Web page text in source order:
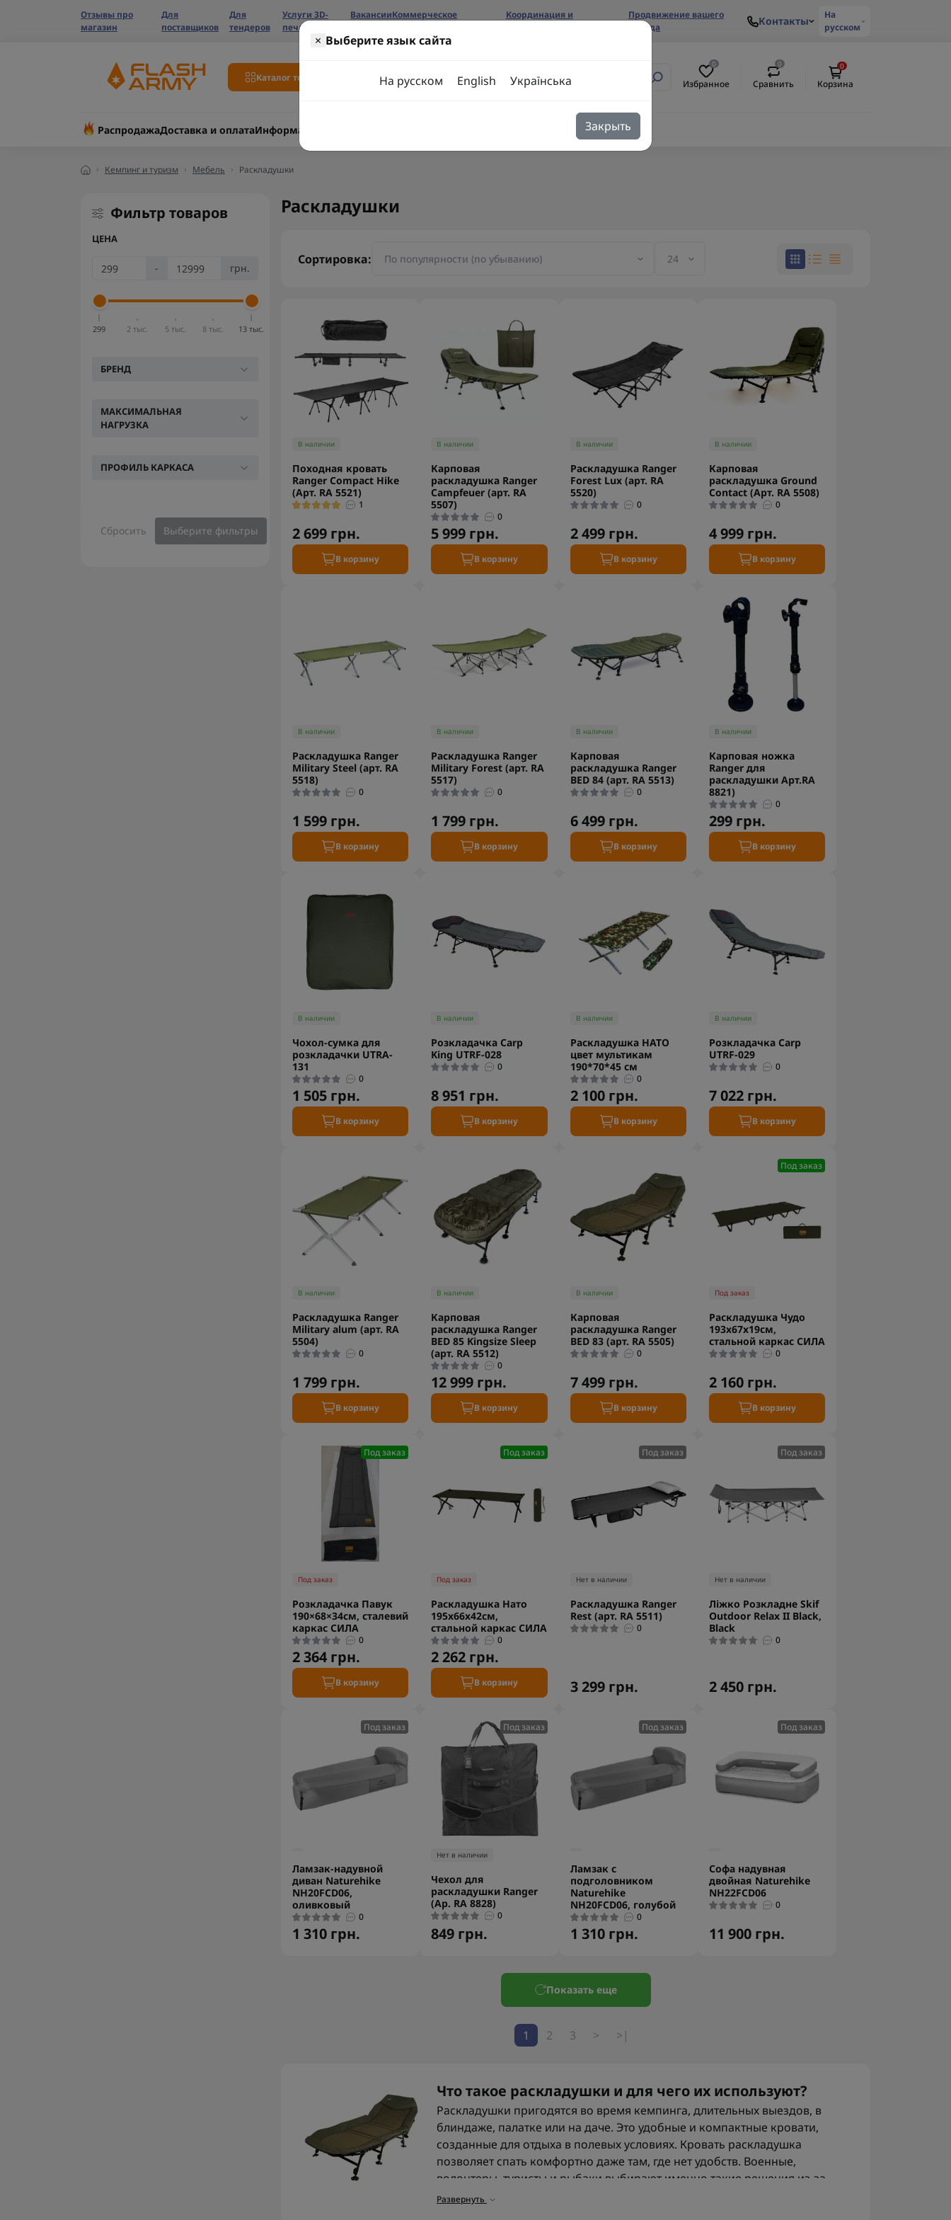
Отзывы про
магазин
Для
поставщиков
Для
тендеров
Услуги 3D-
печати
ВакансииКоммерческое
Координация и
Продвижение вашего
бренда
Контакты
На
русском
Каталог товаров
0
Избранное
0
Сравнить
0
Корзина
РаспродажаДоставка и оплатаИнформация
Кемпинг и туризм Мебель Раскладушки
× Выберите язык сайта
На русском English Українська
Закрыть
Фильтр товаров
ЦЕНА
- грн.
299 2 тыс. 5 тыс. 8 тыс. 13 тыс.
БРЕНД
МАКСИМАЛЬНАЯ
НАГРУЗКА
ПРОФИЛЬ КАРКАСА
Сбросить Выберите фильтры
Раскладушки
Сортировка:
В наличии
Походная кровать
Ranger Compact Hike
(Арт. RA 5521)
1
2 699 грн.
В корзину
В наличии
Карповая
раскладушка Ranger
Campfeuer (арт. RA
5507)
0
5 999 грн.
В корзину
В наличии
Раскладушка Ranger
Forest Lux (арт. RA
5520)
0
2 499 грн.
В корзину
В наличии
Карповая
раскладушка Ground
Contact (Арт. RA 5508)
0
4 999 грн.
В корзину
В наличии
Раскладушка Ranger
Military Steel (арт. RA
5518)
0
1 599 грн.
В корзину
В наличии
Раскладушка Ranger
Military Forest (арт. RA
5517)
0
1 799 грн.
В корзину
В наличии
Карповая
раскладушка Ranger
BED 84 (арт. RA 5513)
0
6 499 грн.
В корзину
В наличии
Карповая ножка
Ranger для
раскладушки Арт.RA
8821)
0
299 грн.
В корзину
В наличии
Чохол-сумка для
розкладачки UTRA-
131
0
1 505 грн.
В корзину
В наличии
Розкладачка Carp
King UTRF-028
0
8 951 грн.
В корзину
В наличии
Раскладушка НАТО
цвет мультикам
190*70*45 см
0
2 100 грн.
В корзину
В наличии
Розкладачка Carp
UTRF-029
0
7 022 грн.
В корзину
В наличии
Раскладушка Ranger
Military alum (арт. RA
5504)
0
1 799 грн.
В корзину
В наличии
Карповая
раскладушка Ranger
BED 85 Kingsize Sleep
(арт. RA 5512)
0
12 999 грн.
В корзину
В наличии
Карповая
раскладушка Ranger
BED 83 (арт. RA 5505)
0
7 499 грн.
В корзину
Под заказ
Под заказ
Раскладушка Чудо
193x67x19см,
стальной каркас СИЛА
0
2 160 грн.
В корзину
Под заказ
Под заказ
Розкладачка Павук
190×68×34см, сталевий
каркас СИЛА
0
2 364 грн.
В корзину
Под заказ
Под заказ
Раскладушка Нато
195x66x42см,
стальной каркас СИЛА
0
2 262 грн.
В корзину
Под заказ
Нет в наличии
Раскладушка Ranger
Rest (арт. RA 5511)
0
3 299 грн.
Под заказ
Нет в наличии
Ліжко Розкладне Skif
Outdoor Relax II Black,
Black
0
2 450 грн.
Под заказ
Ламзак-надувной
диван Naturehike
NH20FCD06,
оливковый
0
1 310 грн.
Под заказ
Нет в наличии
Чехол для
раскладушки Ranger
(Ар. RA 8828)
0
849 грн.
Под заказ
Ламзак с
подголовником
Naturehike
NH20FCD06, голубой
0
1 310 грн.
Под заказ
Софа надувная
двойная Naturehike
NH22FCD06
0
11 900 грн.
Показать еще
1 2 3 > >|
Что такое раскладушки и для чего их используют?
Раскладушки пригодятся во время кемпинга, длительных выездов, в
блиндаже, палатке или на даче. Это удобные и компактные кровати,
созданные для отдыха в полевых условиях. Кровать раскладушка
позволяет спать комфортно даже там, где нет удобств. Военные,
волонтеры, туристы и рыбаки выбирают именно такие решения из-за
прочности и мобильности.
Развернуть